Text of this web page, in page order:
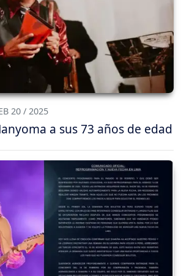
20 / 2025
a sus 73 años de edad